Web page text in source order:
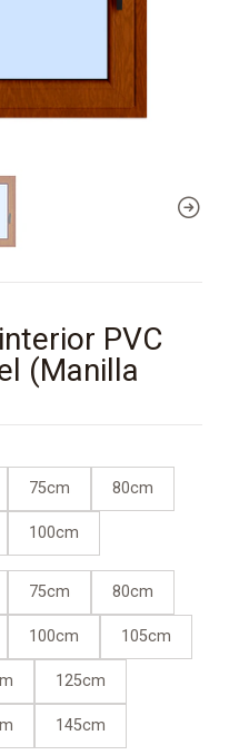
PVC
(Manilla
75cm 80cm
100cm
75cm 80cm
100cm 105cm
125cm
145cm